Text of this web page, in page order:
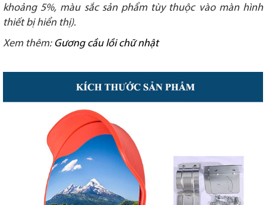
khoảng 5%, màu sắc sản phẩm tùy thuộc vào màn hình
thiết bị hiển thị).
Xem thêm: Gương cầu lồi chữ nhật